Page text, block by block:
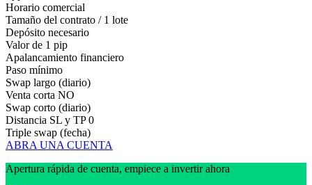
Horario comercial
Tamaño del contrato / 1 lote
Depósito necesario
Valor de 1 pip
Apalancamiento financiero
Paso mínimo
Swap largo (diario)
Venta corta NO
Swap corto (diario)
Distancia SL y TP 0
Triple swap (fecha)
ABRA UNA CUENTA
Apertura rápida de cuenta, empiece a invertir ahora